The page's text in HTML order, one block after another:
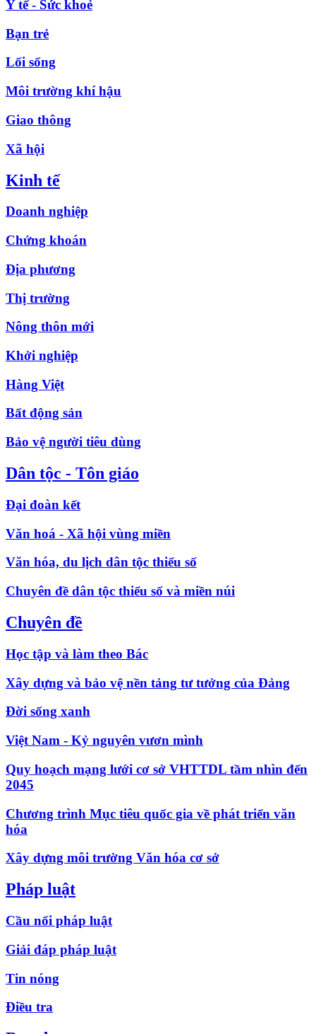
Y tế - Sức khoẻ
Bạn trẻ
Lối sống
Môi trường khí hậu
Giao thông
Xã hội
Kinh tế
Doanh nghiệp
Chứng khoán
Địa phương
Thị trường
Nông thôn mới
Khởi nghiệp
Hàng Việt
Bất động sản
Bảo vệ người tiêu dùng
Dân tộc - Tôn giáo
Đại đoàn kết
Văn hoá - Xã hội vùng miền
Văn hóa, du lịch dân tộc thiểu số
Chuyên đề dân tộc thiểu số và miền núi
Chuyên đề
Học tập và làm theo Bác
Xây dựng và bảo vệ nền tảng tư tưởng của Đảng
Đời sống xanh
Việt Nam - Kỷ nguyên vươn mình
Quy hoạch mạng lưới cơ sở VHTTDL tầm nhìn đến
2045
Chương trình Mục tiêu quốc gia về phát triển văn
hóa
Xây dựng môi trường Văn hóa cơ sở
Pháp luật
Cầu nối pháp luật
Giải đáp pháp luật
Tin nóng
Điều tra